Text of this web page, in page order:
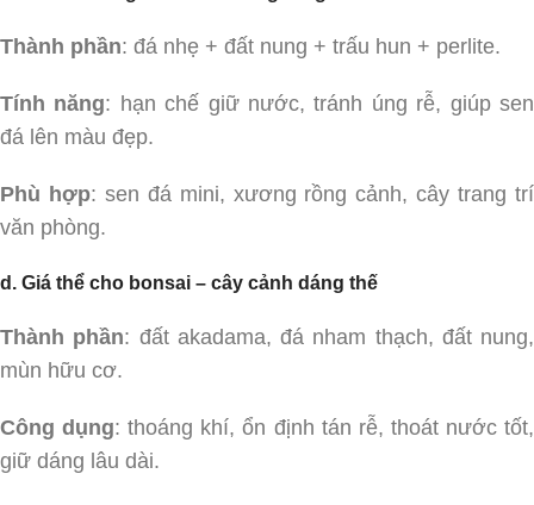
Thành phần: đá nhẹ + đất nung + trấu hun + perlite.
Tính năng: hạn chế giữ nước, tránh úng rễ, giúp sen
đá lên màu đẹp.
Phù hợp: sen đá mini, xương rồng cảnh, cây trang trí
văn phòng.
d. Giá thể cho bonsai – cây cảnh dáng thế
Thành phần: đất akadama, đá nham thạch, đất nung,
mùn hữu cơ.
Công dụng: thoáng khí, ổn định tán rễ, thoát nước tốt,
giữ dáng lâu dài.